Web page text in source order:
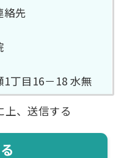
絡先
丁目16－18 水無
、お問い合わ
上、送信する